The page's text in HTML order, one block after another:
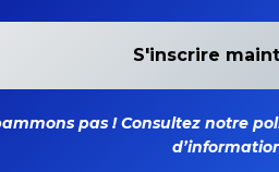
pas ! Consultez notre